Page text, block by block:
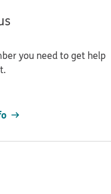
you need to get help